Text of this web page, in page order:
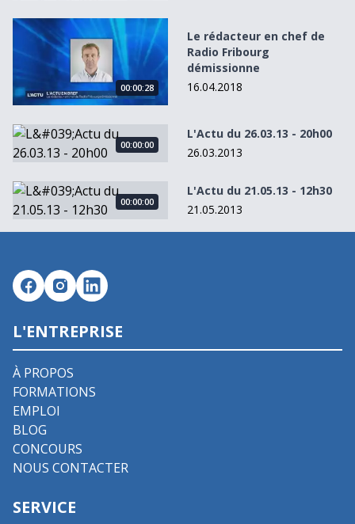
Le rédacteur en chef de Radio Fribourg démissionne
00:00:28
Le rédacteur en chef de
Radio Fribourg
démissionne
16.04.2018
L&#039;Actu du 26.03.13 - 20h00
00:00:00
L'Actu du 26.03.13 - 20h00
26.03.2013
L&#039;Actu du 21.05.13 - 12h30
00:00:00
L'Actu du 21.05.13 - 12h30
21.05.2013
L'ENTREPRISE
À PROPOS
FORMATIONS
EMPLOI
BLOG
CONCOURS
NOUS CONTACTER
SERVICE